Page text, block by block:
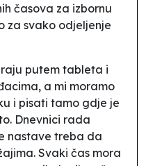
časova za izbornu
za svako odjeljenje
putem tableta i
a mi moramo
i pisati tamo gdje je
Dnevnici rada
nastave treba da
Svaki čas mora